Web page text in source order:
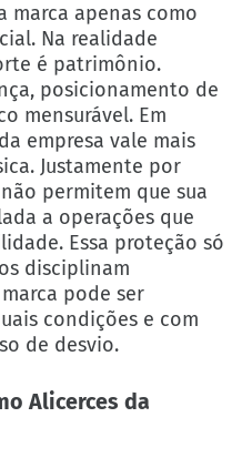
marca apenas como
Na realidade
é patrimônio.
posicionamento de
mensurável. Em
empresa vale mais
Justamente por
permitem que sua
a operações que
Essa proteção só
disciplinam
pode ser
condições e com
de desvio.
Alicerces da